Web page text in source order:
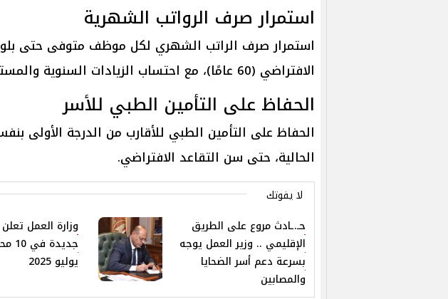
استمرار صرف الرواتب الشهرية
استمرار صرف الراتب الشهري لكل موظف متوفى حتى
الافتراضي (60 عامًا)، مع احتساب الزيادات السنوية والمستحقات.
الحفاظ على التأمين الطبي للأسر
الحفاظ على التأمين الطبي للأقارب من الدرجة الأولى
الحالية، حتى سن التقاعد الافتراضي.
لا يفوتك
حـ.ـادث مروع على الطريق
الإقليمي .. وزير العمل يوجه
بسرعة دعم أسر الضحايا
والمصابين
يوليو 2025